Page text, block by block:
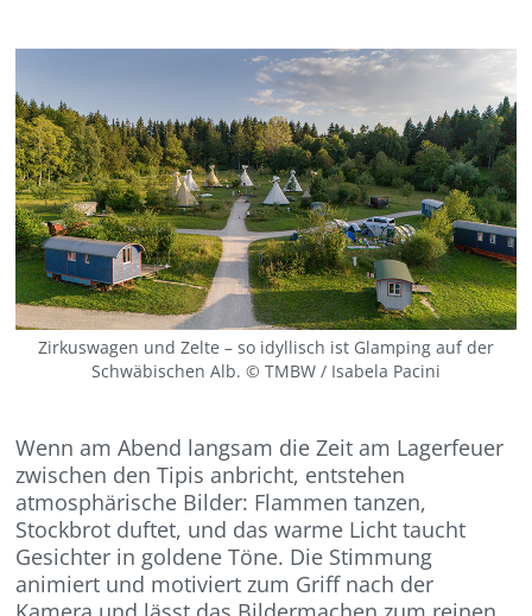
Zirkuswagen und Zelte – so idyllisch ist Glamping auf der
Schwäbischen Alb. © TMBW / Isabela Pacini
Wenn am Abend langsam die Zeit am Lagerfeuer
zwischen den Tipis anbricht, entstehen
atmosphärische Bilder: Flammen tanzen,
Stockbrot duftet, und das warme Licht taucht
Gesichter in goldene Töne. Die Stimmung
animiert und motiviert zum Griff nach der